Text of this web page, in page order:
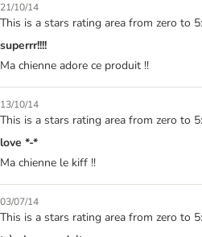
21/10/14
This is a stars rating area from zero to
superrr!!!!
Ma chienne adore ce produit !!
13/10/14
This is a stars rating area from zero to
love *-*
Ma chienne le kiff !!
03/07/14
This is a stars rating area from zero to